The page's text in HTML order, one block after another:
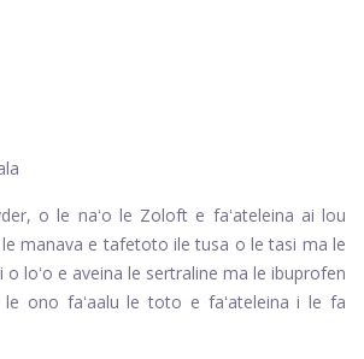
o le naʻo le Zoloft e faʻateleina ai lou
le manava e tafetoto ile tusa o le tasi ma le
o loʻo e aveina le sertraline ma le ibuprofen
le ono faʻaalu le toto e faʻateleina i le fa